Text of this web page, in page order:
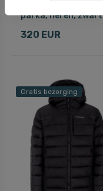
parka, heren, zwart
320 EUR
Gratis bezorging